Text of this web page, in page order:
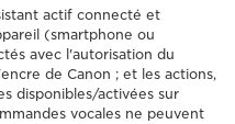
actif connecté et
(smartphone ou
avec l'autorisation du
de Canon ; et les actions,
disponibles/activées sur
vocales ne peuvent